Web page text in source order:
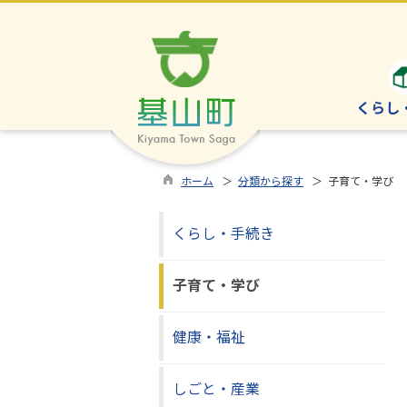
くらし
ホーム ＞ 分類から探す ＞ 子育て・学び
くらし・手続き
子育て・学び
健康・福祉
しごと・産業